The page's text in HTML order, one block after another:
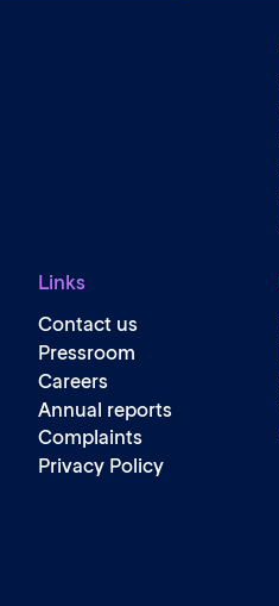
Links
Contact us
Pressroom
Careers
Annual reports
Complaints
Privacy Policy